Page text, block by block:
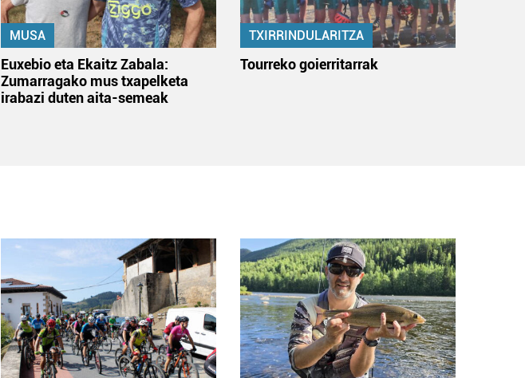
MUSA
Euxebio eta Ekaitz Zabala:
Zumarragako mus txapelketa
irabazi duten aita-semeak
TXIRRINDULARITZA
Tourreko goierritarrak